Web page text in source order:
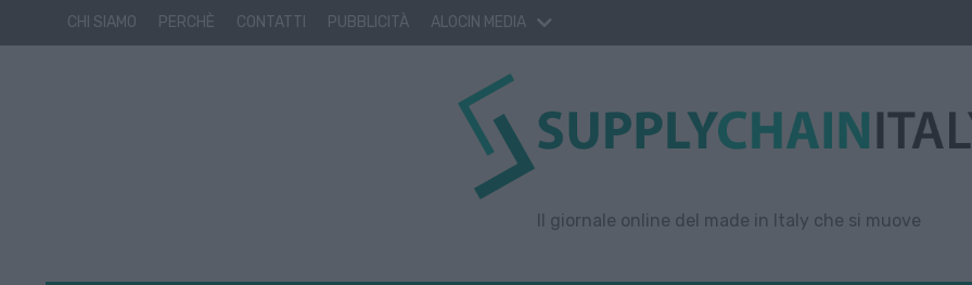
CHI SIAMO PERCHÈ CONTATTI PUBBLICITÀ ALOCIN MEDIA
Il giornale online del made in Italy che si muove